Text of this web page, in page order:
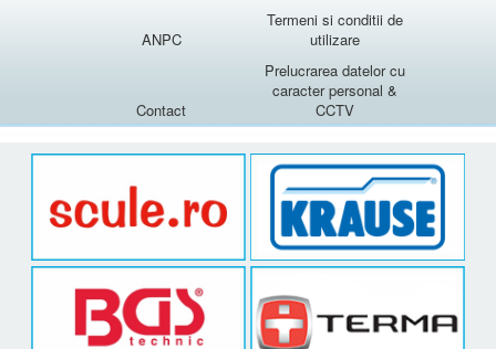
ANPC
Termeni si conditii de
utilizare
Contact
Prelucrarea datelor cu
caracter personal &
CCTV